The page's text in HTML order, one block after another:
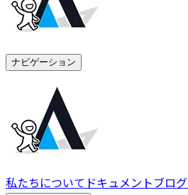
ナビゲーション
私たちについて ドキュメントブログ